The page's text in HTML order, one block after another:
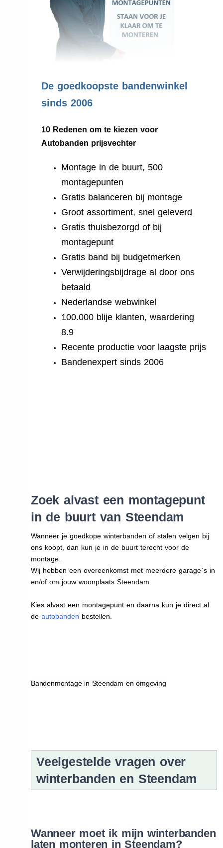
De goedkoopste bandenwinkel
sinds 2006
10 Redenen om te kiezen voor
Autobanden prijsvechter
Montage in de buurt, 500
montagepunten
Gratis balanceren bij montage
Groot assortiment, snel geleverd
Gratis thuisbezorgd of bij
montagepunt
Gratis band bij budgetmerken
Verwijderingsbijdrage al door ons
betaald
Nederlandse webwinkel
100.000 blije klanten, waardering
8.9
Recente productie voor laagste prijs
Bandenexpert sinds 2006
Zoek alvast een montagepunt
in de buurt van Steendam
Wanneer je goedkope winterbanden of stalen velgen bij
ons koopt, dan kun je in de buurt terecht voor de
montage.
Wij hebben een overeenkomst met meerdere garage`s in
en/of om jouw woonplaats Steendam.
Kies alvast een montagepunt en daarna kun je direct al
de autobanden bestellen.
Bandenmontage in Steendam en omgeving
Veelgestelde vragen over
winterbanden en Steendam
Wanneer moet ik mijn winterbanden
laten monteren in Steendam?